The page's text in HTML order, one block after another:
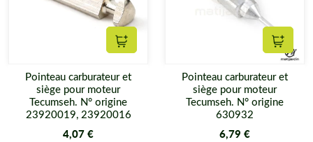
Ajouter au panier
Pointeau carburateur et
siège pour moteur
Tecumseh. N° origine
23920019, 23920016
4,07 €
Pointeau carburateur et
siège pour moteur
Tecumseh. N° origine
630932
6,79 €